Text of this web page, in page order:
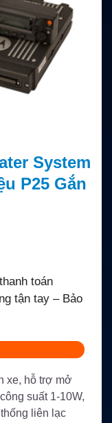
System
P25 Gắn
toán
tận tay – Bảo
xe, hỗ trợ mở
suất 1-10W,
liên lạc